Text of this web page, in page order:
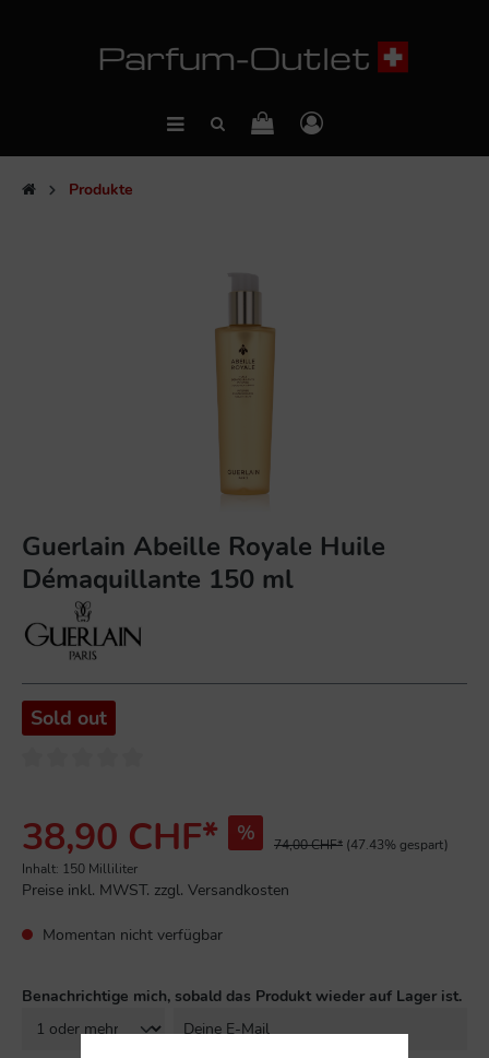
Produkte
Guerlain Abeille Royale Huile
Démaquillante 150 ml
Sold out
38,90 CHF* % 74,00 CHF* (47.43% gespart)
Inhalt: 150 Milliliter
Preise inkl. MWST. zzgl. Versandkosten
Momentan nicht verfügbar
Benachrichtige mich, sobald das Produkt wieder auf Lager ist.